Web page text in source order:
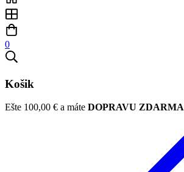
0
Košik
Ešte 100,00 € a máte DOPRAVU ZDARMA